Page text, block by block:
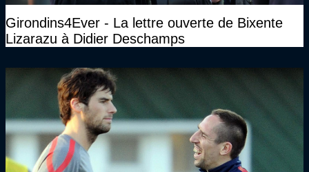
Girondins4Ever - La lettre ouverte de Bixente
Lizarazu à Didier Deschamps